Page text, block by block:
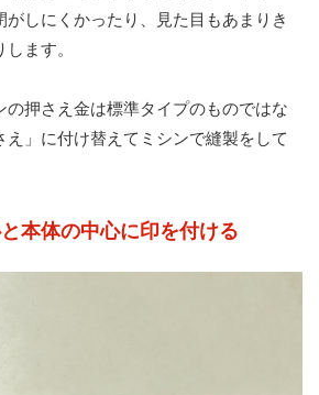
がしにくかったり、見た目もあまりき
ます。
の押さえ金は標準タイプのものではな
え」に付け替えてミシンで縫製をして
本体の中心に印を付ける